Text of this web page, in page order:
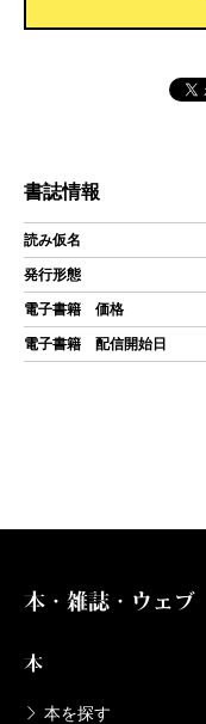
書誌情報
読み仮名
発行形態
電子書籍 価格
電子書籍 配信開始日
本・雑誌・ウェブ
本
本を探す